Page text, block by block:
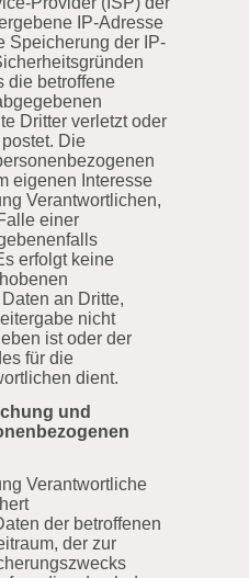
IP-Adresse
Speicherung der IP-
die betroffene
Dritter verletzt oder
Die
eigenen Interesse
Verantwortlichen,
einer
erfolgt keine
an Dritte,
nicht
ist oder der
für die
dient.
und
Verantwortliche
der betroffenen
der zur